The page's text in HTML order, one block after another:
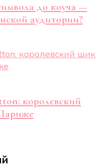
до коуча —
аудитории?
королевский